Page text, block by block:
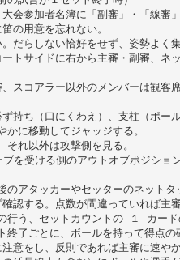
会参加者名簿に「副審」・「線審」
の用意を忘れない。
だらしない恰好をせず、姿勢よく集
トサイドに右から主審・副審、ネ
スコアラー以外のメンバーは観客席
持ち（口にくわえ）、支柱（ポー
に移動してジャッジする。
れ以外は攻撃側を見る。
を受ける側のアウトオブポジショ
アタッカーやセッターのネットタ
認する。点数が間違っていれば主
行う、セットカウントの １ カー
終了ごとに、ボールを持って得点の
意をし、反則であれば主審に速やか